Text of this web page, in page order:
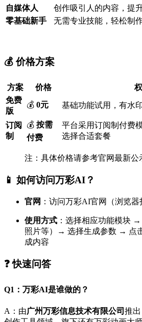
自媒体人
创作吸引人的内容，提
零基础新手
无需专业技能，轻松制
💰 价格方案
方案 价格
免费
版
💰 0元 基础功能试用，有水
订阅
制
💰 按需
付费
平台采用订阅制付费
选择合适套餐
注：具体价格请参考官网最新公
📱 如何访问万彩AI？
官网 ：访问万彩AI官网（浏览器
使用方式 ：选择相应功能模块
照片等）→ 选择生成参数 → 点
成内容
❓ 快速问答
Q1：万彩AI是谁做的？
A：由广州万彩信息技术有限公司 推